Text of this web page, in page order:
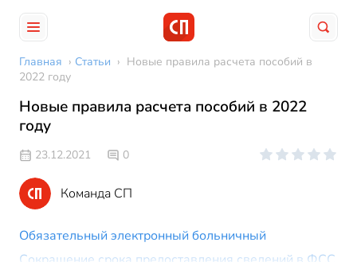
Главная › Статьи › Новые правила расчета пособий в
2022 году
Новые правила расчета пособий в 2022
году
23.12.2021 0
Команда СП
Обязательный электронный больничный